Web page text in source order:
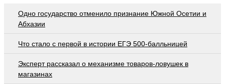
Одно государство отменило признание Южной Осетии и
Абхазии
Что стало с первой в истории ЕГЭ 500-балльницей
Эксперт рассказал о механизме товаров-ловушек в
магазинах